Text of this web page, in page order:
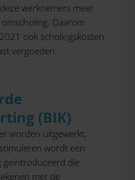
werknemers meer
Daarom
ook scholingskosten
vergoeden.
(BIK)
worden uitgewerkt,
wordt een
geïntroduceerd die
met de